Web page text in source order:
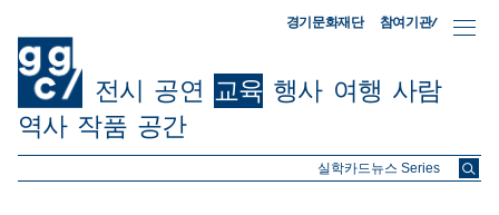
경기문화재단 참여기관/
전시 공연 교육 행사 여행 사람
역사 작품 공간
ggc/